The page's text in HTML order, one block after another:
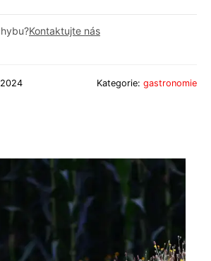
Kontaktujte nás
Kategorie: gastronomie